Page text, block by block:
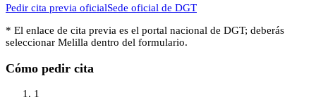
Pedir cita previa oficialSede oficial de DGT
* El enlace de cita previa es el portal nacional de DGT; deberás
seleccionar Melilla dentro del formulario.
Cómo pedir cita
1